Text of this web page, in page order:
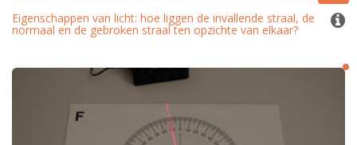
Eigenschappen van licht: hoe liggen de invallende straal, de
normaal en de gebroken straal ten opzichte van elkaar?